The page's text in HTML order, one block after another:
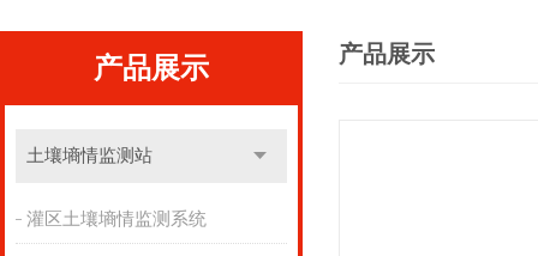
产品展示
土壤墒情监测站
灌区土壤墒情监测系统
产品展示